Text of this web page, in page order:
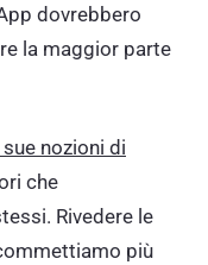
dovrebbero
la maggior parte
sue nozioni di
che
Rivedere le
più